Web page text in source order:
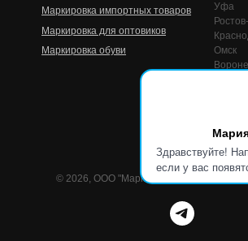
Здравствуйте!
если у вас
Маркировка для оптовиков
Маркировка обуви
Маркировка импортных товаров
Уфа
Омск
© 2026, ООО "Маркировка стор". Все